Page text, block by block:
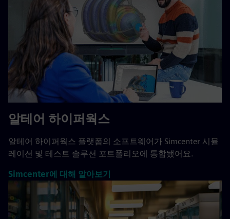
알테어 하이퍼웍스
알테어 하이퍼웍스 플랫폼의 소프트웨어가 Simcenter 시뮬
레이션 및 테스트 솔루션 포트폴리오에 통합됐어요.
Simcenter에 대해 알아보기